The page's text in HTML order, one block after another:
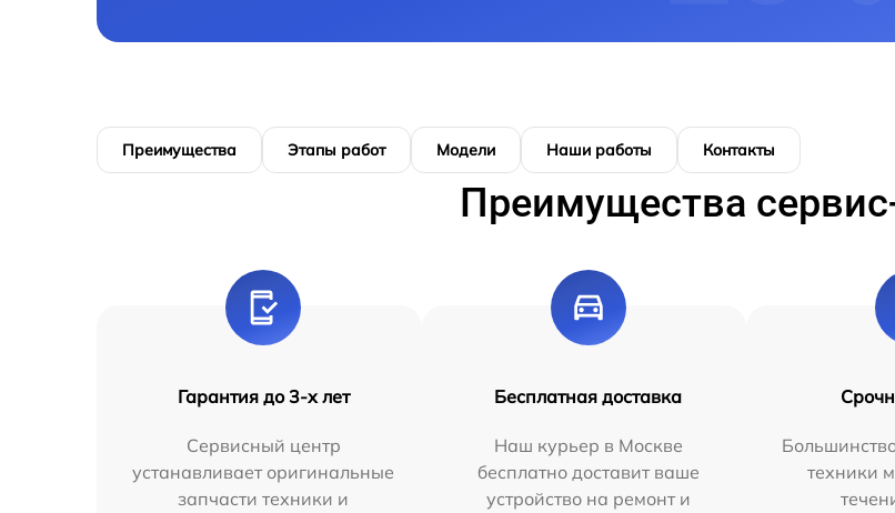
Преимущества Этапы работ Модели Наши работы Контакты
Преимущества
Гарантия до 3-х лет
Сервисный центр
устанавливает оригинальные
запчасти техники и
Бесплатная доставка
Наш курьер в Москве
бесплатно доставит ваше
устройство на ремонт и
техники